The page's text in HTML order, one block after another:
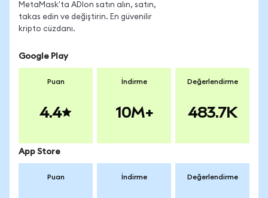
MetaMask'ta ADIon satın alın, satın,
takas edin ve değiştirin. En güvenilir
kripto cüzdanı.
Google Play
Puan
4.4
İndirme
10M+
Değerlendirme
483.7K
App Store
Puan İndirme Değerlendirme